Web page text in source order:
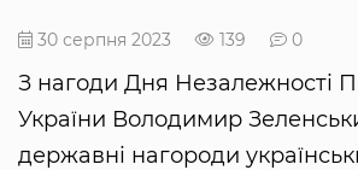
30 серпня 2023 139 0
З нагоди Дня Незалежності
України Володимир
державні нагороди